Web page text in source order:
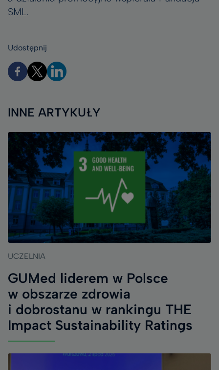
SML.
Udostępnij
INNE ARTYKUŁY
UCZELNIA
GUMed liderem w Polsce
w obszarze zdrowia
i dobrostanu w rankingu THE
Impact Sustainability Ratings